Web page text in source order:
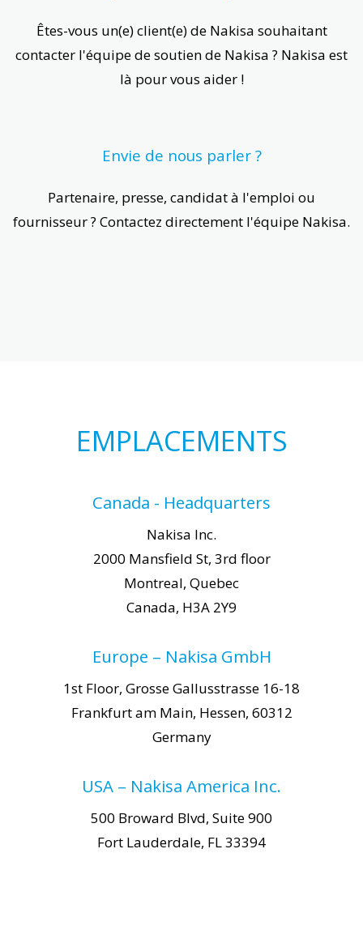
Êtes-vous un(e) client(e) de Nakisa souhaitant
contacter l'équipe de soutien de Nakisa ? Nakisa est
là pour vous aider !
Envie de nous parler ?
Partenaire, presse, candidat à l'emploi ou
fournisseur ? Contactez directement l'équipe Nakisa.
EMPLACEMENTS
Canada - Headquarters
Nakisa Inc.
2000 Mansfield St, 3rd floor
Montreal, Quebec
Canada, H3A 2Y9
Europe – Nakisa GmbH
1st Floor, Grosse Gallusstrasse 16-18
Frankfurt am Main, Hessen, 60312
Germany
USA – Nakisa America Inc.
500 Broward Blvd, Suite 900
Fort Lauderdale, FL 33394